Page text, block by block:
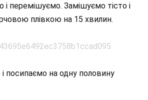
перемішуємо. Замішуємо тісто і
плівкою на 15 хвилин.
посипаємо на одну половину